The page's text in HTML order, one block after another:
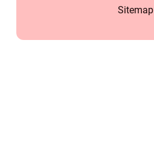
Sitemap